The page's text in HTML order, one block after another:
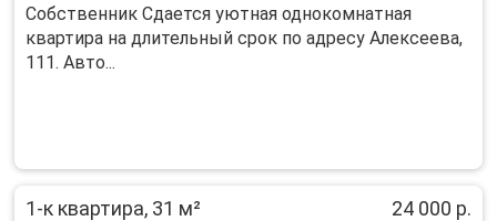
Собственник Сдается уютная однокомнатная
квартира на длительный срок по адресу Алексеева,
111. Авто...
1-к квартира, 31 м² 24 000 р.